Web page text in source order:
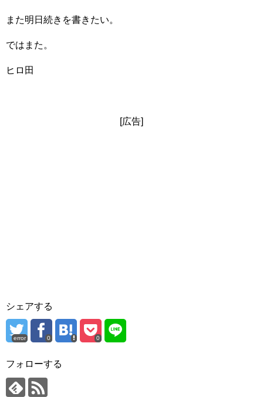
また明日続きを書きたい。
ではまた。
ヒロ田
[広告]
シェアする
error 0 0
フォローする